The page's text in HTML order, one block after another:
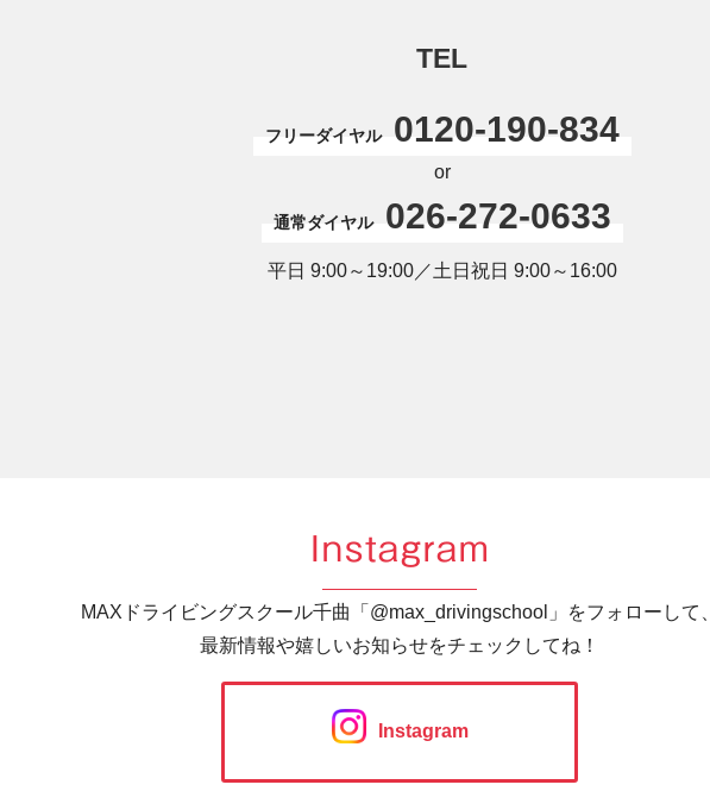
TEL
フリーダイヤル 0120-190-834
or
通常ダイヤル 026-272-0633
平日 9:00～19:00／土日祝日 9:00～16:00
Instagram
MAXドライビングスクール千曲「@max_drivingschool」をフォローして、
最新情報や嬉しいお知らせをチェックしてね！
Instagram